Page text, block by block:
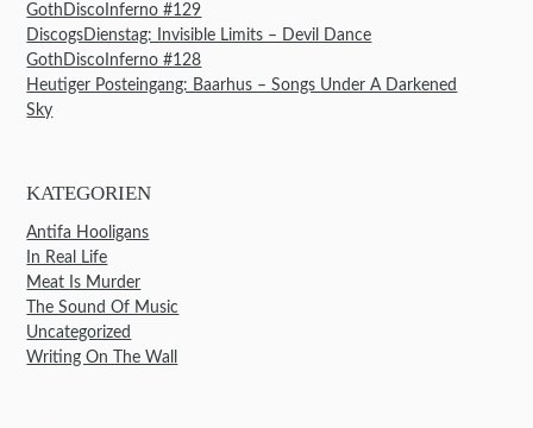
GothDiscoInferno #129
DiscogsDienstag: Invisible Limits – Devil Dance
GothDiscoInferno #128
Heutiger Posteingang: Baarhus – Songs Under A Darkened
Sky
KATEGORIEN
Antifa Hooligans
In Real Life
Meat Is Murder
The Sound Of Music
Uncategorized
Writing On The Wall